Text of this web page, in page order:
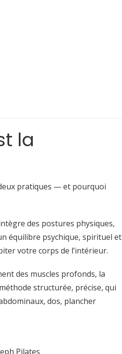
la
pratiques — et pourquoi
des postures physiques,
équilibre psychique, spirituel et
votre corps de l’intérieur.
des muscles profonds, la
structurée, précise, qui
dos, plancher
Pilates